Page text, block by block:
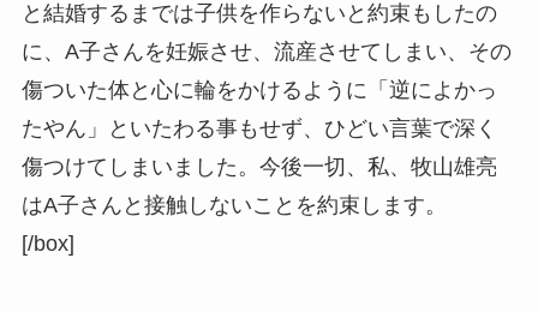
と結婚するまでは子供を作らないと約束もしたの
に、A子さんを妊娠させ、流産させてしまい、その
傷ついた体と心に輪をかけるように「逆によかっ
たやん」といたわる事もせず、ひどい言葉で深く
傷つけてしまいました。今後一切、私、牧山雄亮
はA子さんと接触しないことを約束します。
[/box]